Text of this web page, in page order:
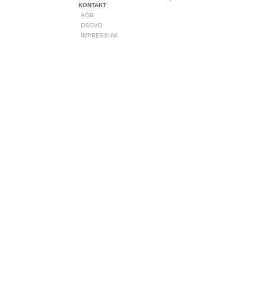
KONTAKT
AGB
DSGVO
IMPRESSUM